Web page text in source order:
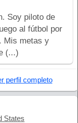
Soy piloto de
al fútbol por
Mis metas y
(...)
perfil completo
States